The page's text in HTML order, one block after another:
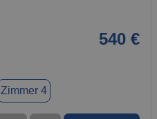
540 €
Zimmer 4